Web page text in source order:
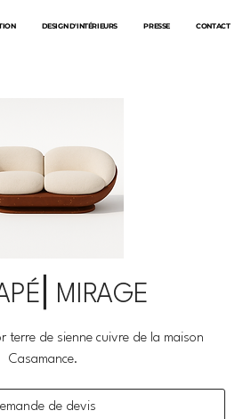
DESIGN D'INTÉRIEURS PRESSE CONTACT
terre de sienne cuivre de la maison
Casamance.
de devis